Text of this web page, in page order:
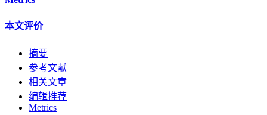
本文评价
摘要
参考文献
相关文章
编辑推荐
Metrics